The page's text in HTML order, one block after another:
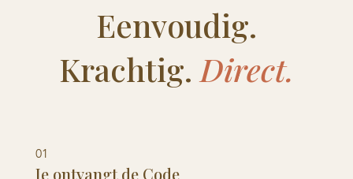
Eenvoudig.
Krachtig. Direct.
01
Je ontvangt de Code